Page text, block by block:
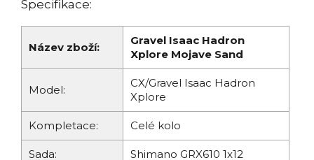
Specifikace:
Název zboží:
Gravel Isaac Hadron
Xplore Mojave Sand
Model:
CX/Gravel Isaac Hadron
Xplore
Kompletace: Celé kolo
Sada: Shimano GRX610 1x12